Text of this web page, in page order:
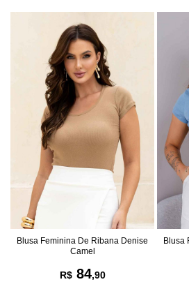
Blusa Feminina De Ribana Denise
Camel
R$84,90
Blusa